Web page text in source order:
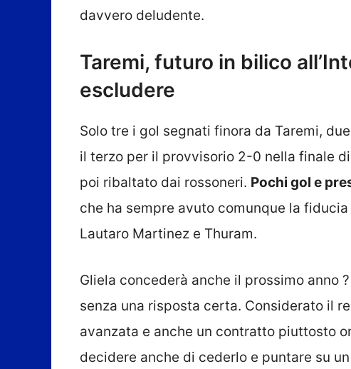
davvero deludente.
Taremi, futuro in bilico
escludere
Solo tre i gol segnati finora da Taremi,
il terzo per il provvisorio 2-0 nella finale
poi ribaltato dai rossoneri. Pochi gol e
che ha sempre avuto comunque la
Lautaro Martinez e Thuram.
Gliela concederà anche il prossimo anno
senza una risposta certa. Considerato il
avanzata e anche un contratto piuttosto
decidere anche di cederlo e puntare su